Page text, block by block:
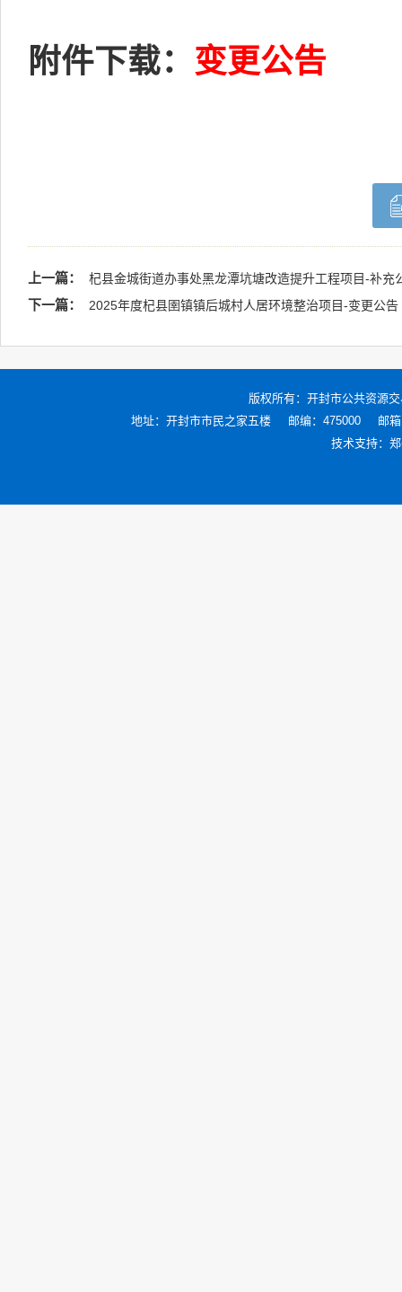
附件下载： 变更公告
上一篇： 杞县金城街道办事处黑龙潭坑塘改造提升工程项目-补充
下一篇： 2025年度杞县圉镇镇后城村人居环境整治项目-变更公告
版权所有： 开封市公共资源
地址：开封市市民之家五楼
邮编：475000
邮
技术支持：